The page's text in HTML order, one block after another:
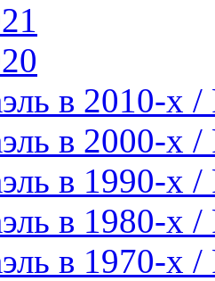
в 2010-х /
в 2000-х /
в 1990-х /
в 1980-х /
в 1970-х /